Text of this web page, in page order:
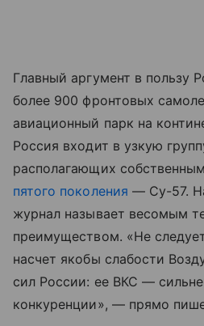
Главный аргумент в пользу
более 900 фронтовых
авиационный парк на
Россия входит в узкую
располагающих собственным
пятого поколения — Су-57.
журнал называет весомым
преимуществом. «Не
насчет якобы слабости
сил России: ее ВКС —
конкуренции», — прямо